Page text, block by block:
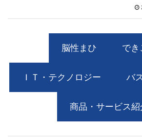
脳性まひ でき
ＩＴ・テクノロジー バ
商品・サービス紹